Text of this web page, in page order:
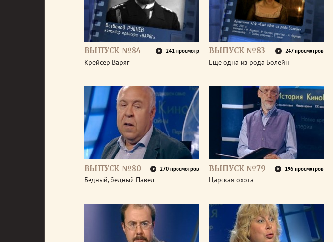
ВЫПУСК №84 241 просмотр
Крейсер Варяг
ВЫПУСК №83 247 просмотров
Еще одна из рода Болейн
ВЫПУСК №80 270 просмотров
Бедный, бедный Павел
ВЫПУСК №79 196 просмотров
Царская охота